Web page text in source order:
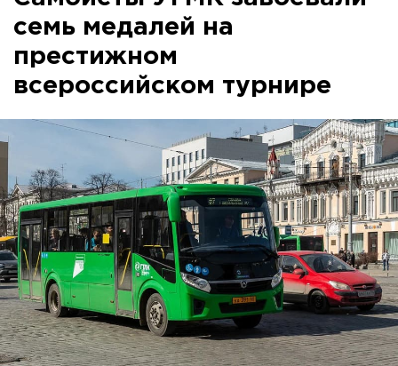
семь медалей на
престижном
всероссийском турнире